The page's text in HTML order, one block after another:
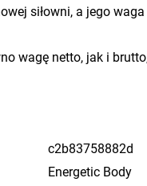
siłowni, a jego
wagę netto, jak i
c2b83758882d
Energetic Body